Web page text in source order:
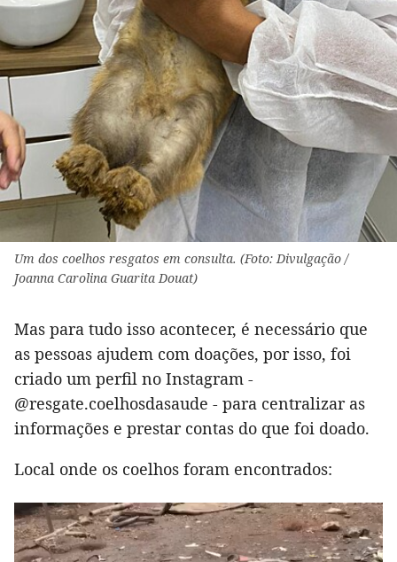
Um dos coelhos resgatos em consulta. (Foto: Divulgação /
Joanna Carolina Guarita Douat)
Mas para tudo isso acontecer, é necessário que
as pessoas ajudem com doações, por isso, foi
criado um perfil no Instagram -
@resgate.coelhosdasaude - para centralizar as
informações e prestar contas do que foi doado.
Local onde os coelhos foram encontrados: